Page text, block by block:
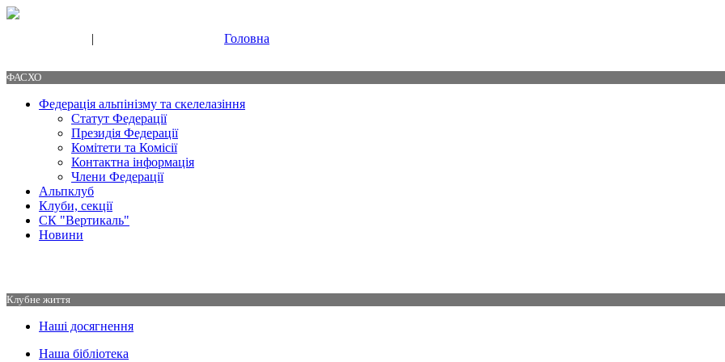
| Головна
ФАСХО
Федерація альпінізму та скелелазіння
Статут Федерації
Президія Федерації
Комітети та Комісії
Контактна інформація
Члени Федерації
Альпклуб
Клуби, секції
СК "Вертикаль"
Новини
Клубне життя
Наші досягнення
Наша бібліотека